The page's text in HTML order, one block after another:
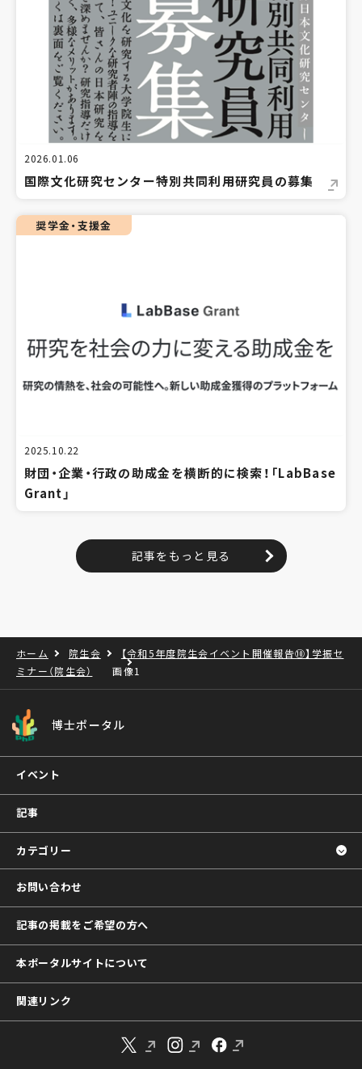
2026.01.06
国際文化研究センター特別共同利用研究員の募集
奨学金・支援金
2025.10.22
財団・企業・行政の助成金を横断的に検索！「LabBase
Grant」
記事をもっと見る
ホーム 院生会
【令和5年度院生会イベント開催報告⑩】学振セ
ミナー（院生会）
画像1
博士ポータル
イベント
記事
カテゴリー
お問い合わせ
記事の掲載をご希望の方へ
本ポータルサイトについて
関連リンク